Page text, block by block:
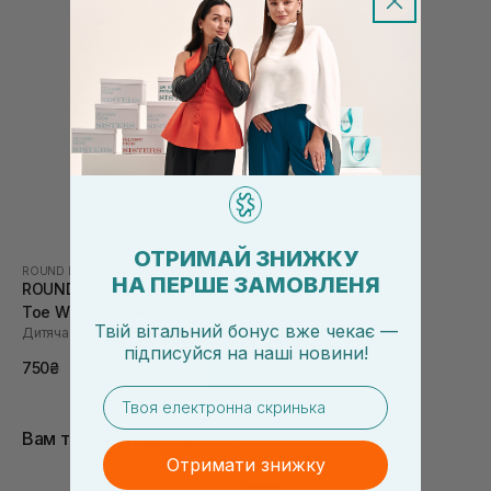
ROUND LAB ROUND LAB BABY
ROUND LAB Baby Mild Top To
Toe Wash 300 мл
Дитяча пінка для купання
750₴
Вам також сподобається
ОТРИМАЙ ЗНИЖКУ
НА ПЕРШЕ ЗАМОВЛЕНЯ
Твій вітальний бонус вже чекає —
підписуйся на наші новини!
email
Отримати знижку